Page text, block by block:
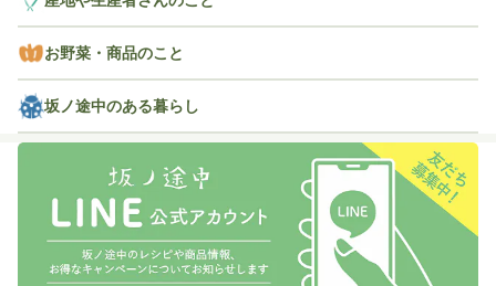
お野菜・商品のこと
坂ノ途中のある暮らし